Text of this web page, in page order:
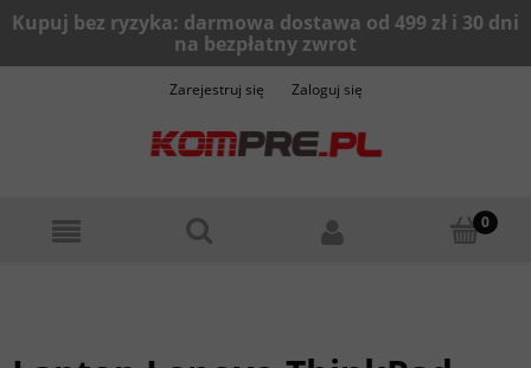
Zarejestruj się Zaloguj się